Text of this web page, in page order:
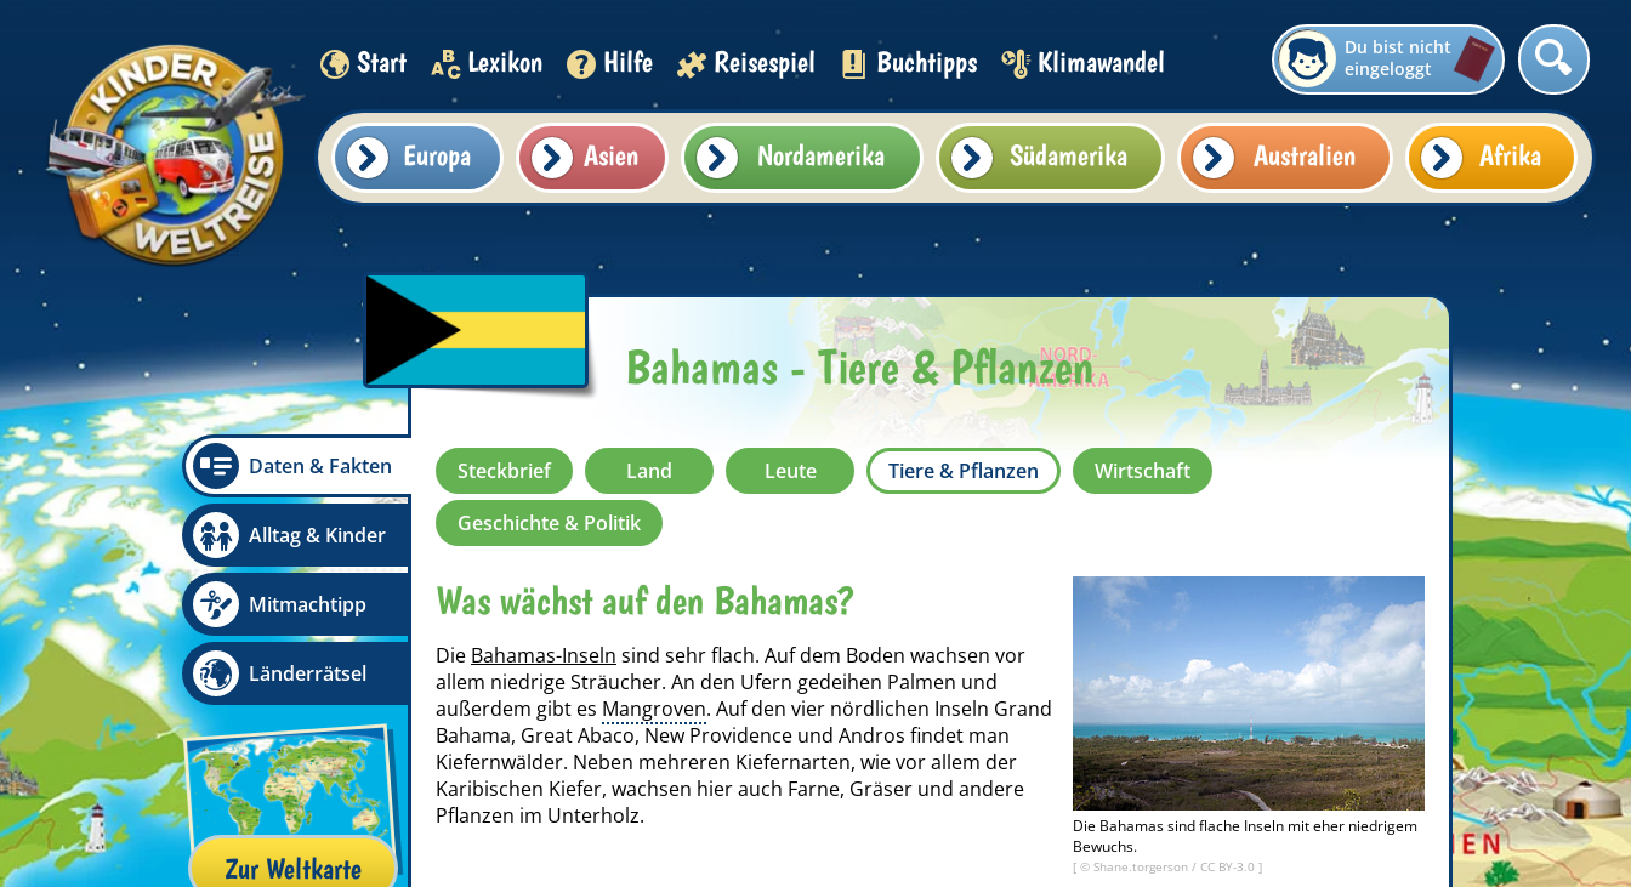
Start Lexikon Hilfe Reisespiel Buchtipps Klimawandel
Du bist nicht
eingeloggt
Europa Asien Nordamerika Südamerika Australien Afrika
Daten & Fakten
Alltag & Kinder
Mitmachtipp
Länderrätsel
Zur Weltkarte
Bahamas - Tiere & Pflanzen
Steckbrief Land Leute Tiere & Pflanzen
Wirtschaft
Geschichte & Politik
Die Bahamas sind flache Inseln mit eher niedrigem
Bewuchs.
[ © Shane.torgerson / CC BY-3.0 ]
Was wächst auf den Bahamas?
Die Bahamas-Inseln sind sehr flach. Auf dem Boden wachsen vor
allem niedrige Sträucher. An den Ufern gedeihen Palmen und
außerdem gibt es Mangroven. Auf den vier nördlichen Inseln Grand
Bahama, Great Abaco, New Providence und Andros findet man
Kiefernwälder. Neben mehreren Kiefernarten, wie vor allem der
Karibischen Kiefer, wachsen hier auch Farne, Gräser und andere
Pflanzen im Unterholz.